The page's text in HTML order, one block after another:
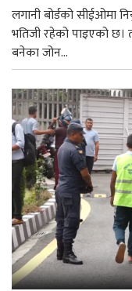
लगानी बोर्डको सीईओमा
भतिजी रहेको पाइएको छ।
बनेका जोन...